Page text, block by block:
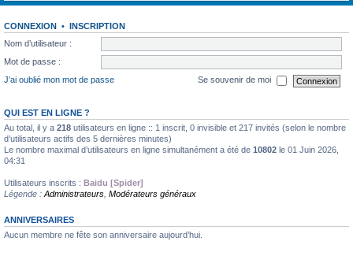
CONNEXION • INSCRIPTION
Nom d’utilisateur :
Mot de passe :
J’ai oublié mon mot de passe
Se souvenir de moi
QUI EST EN LIGNE ?
Au total, il y a 218 utilisateurs en ligne :: 1 inscrit, 0 invisible et 217 invités (selon le nombre
d’utilisateurs actifs des 5 dernières minutes)
Le nombre maximal d’utilisateurs en ligne simultanément a été de 10802 le 01 Juin 2026,
04:31
Utilisateurs inscrits : Baidu [Spider]
Légende : Administrateurs Modérateurs généraux
ANNIVERSAIRES
Aucun membre ne fête son anniversaire aujourd’hui.